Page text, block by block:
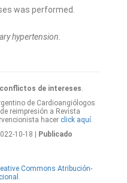
was performed.
hypertension.
de intereses.
de Cardioangiólogos
reimpresión a Revista
hacer click aquí.
10-18 | Publicado
Commons Atribución-
.